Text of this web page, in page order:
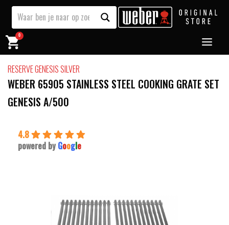
0
RESERVE GENESIS SILVER
WEBER 65905 STAINLESS STEEL COOKING GRATE SET
GENESIS A/500
4.8
powered by Google